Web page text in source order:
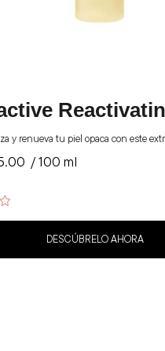
y renueva tu piel opaca con este
/ 100 ml
DESCÚBRELO AHORA